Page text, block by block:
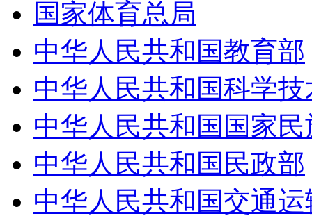
国家体育总局
中华人民共和国教育部
中华人民共和国科学技
中华人民共和国国家民
中华人民共和国民政部
中华人民共和国交通运